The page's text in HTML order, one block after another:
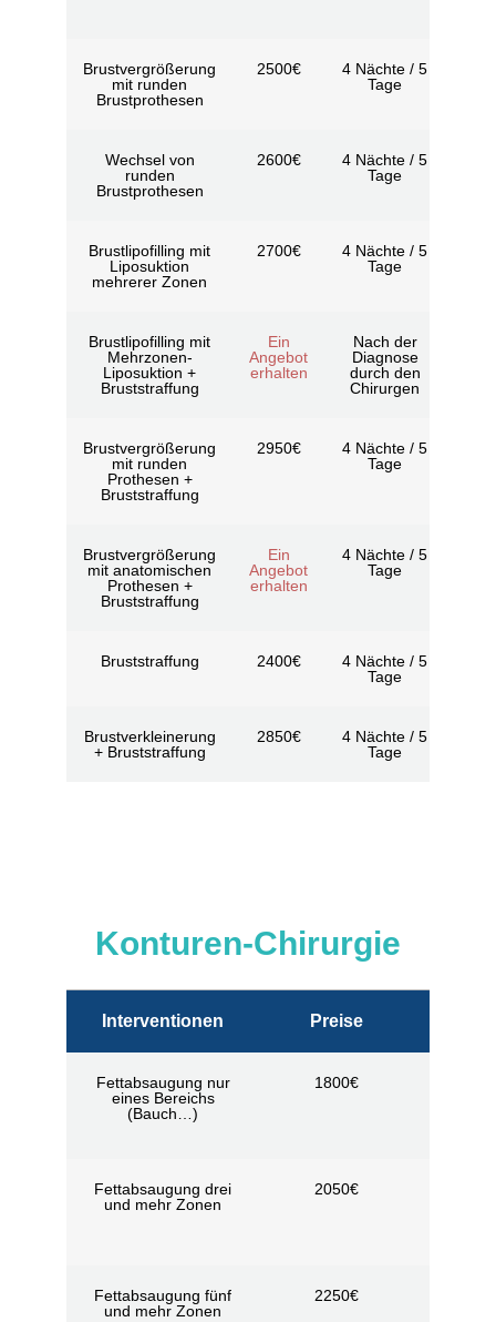
Brustvergrößerung
mit runden
Brustprothesen
2500€
4 Nächte / 5
Tage
Wechsel von
runden
Brustprothesen
2600€
4 Nächte / 5
Tage
Brustlipofilling mit
Liposuktion
mehrerer Zonen
2700€
4 Nächte / 5
Tage
Brustlipofilling mit
Mehrzonen-
Liposuktion +
Bruststraffung
Ein
Angebot
erhalten
Nach der
Diagnose
durch den
Chirurgen
Brustvergrößerung
mit runden
Prothesen +
Bruststraffung
2950€
4 Nächte / 5
Tage
Brustvergrößerung
mit anatomischen
Prothesen +
Bruststraffung
Ein
Angebot
erhalten
4 Nächte / 5
Tage
Bruststraffung 2400€
4 Nächte / 5
Tage
Brustverkleinerung
+ Bruststraffung
2850€
4 Nächte / 5
Tage
Konturen-Chirurgie
Interventionen Preise
Fettabsaugung nur
eines Bereichs
(Bauch…)
1800€
Fettabsaugung drei
und mehr Zonen
2050€
Fettabsaugung fünf
und mehr Zonen
2250€